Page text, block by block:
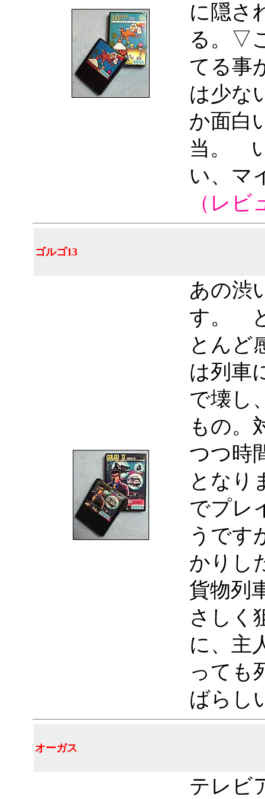
に隠さ
る。▽
てる事
は少な
か面白
当。
い、マ
（レビ
ゴルゴ13
あの渋
す。
とん
は列車
で壊し
もの。
つつ時
となり
でプレ
うです
かりし
貨物列
さしく
に、主
っても
ばらし
オーガス
テレビ